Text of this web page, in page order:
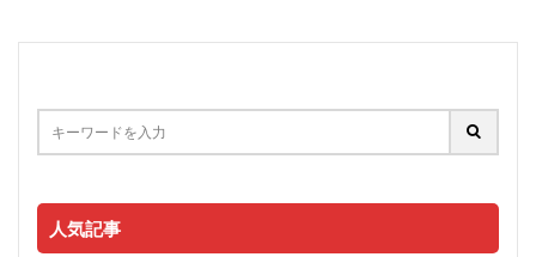
人気記事